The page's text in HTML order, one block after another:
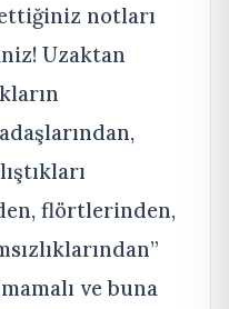
notları
Uzaktan
flörtlerinden,
ve buna